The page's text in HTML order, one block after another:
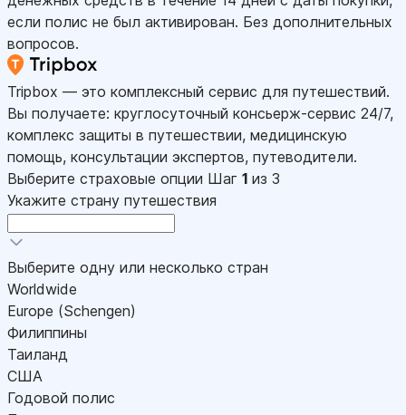
если полис не был активирован. Без дополнительных
вопросов.
Tripbox — это комплексный сервис для путешествий.
Вы получаете: круглосуточный консьерж-сервис 24/7,
комплекс защиты в путешествии, медицинскую
помощь, консультации экспертов, путеводители.
Выберите страховые опции Шаг 1 из 3
Укажите страну путешествия
Выберите одну или несколько стран
Worldwide
Europe (Schengen)
Филиппины
Таиланд
США
Годовой полис